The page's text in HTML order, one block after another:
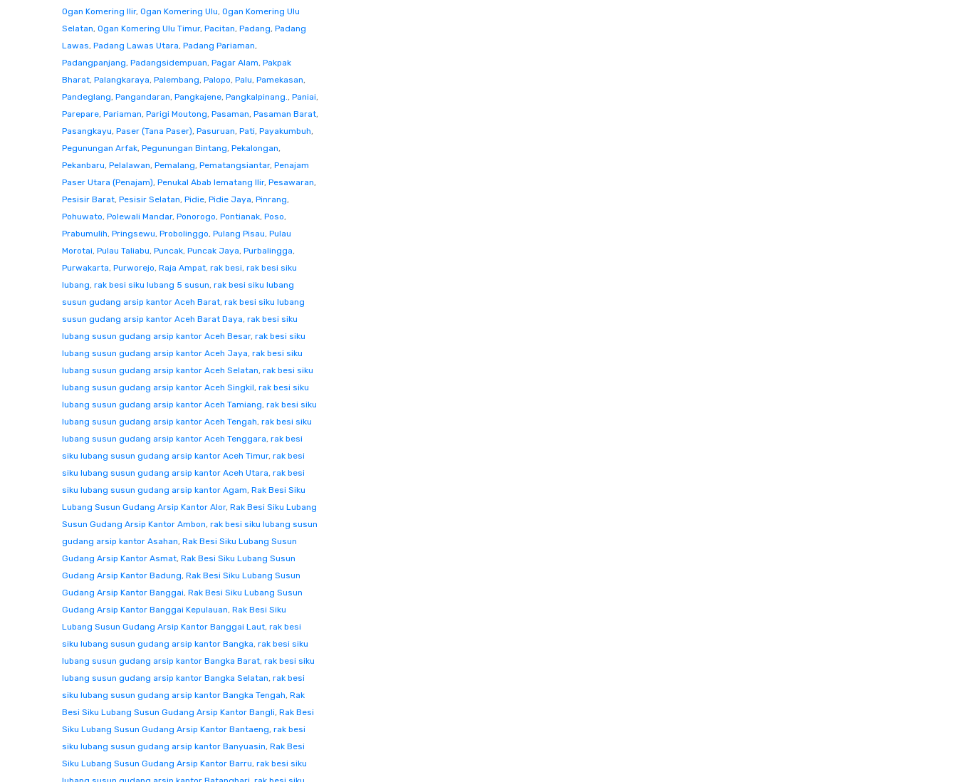
Ogan Komering Ilir, Ogan Komering Ulu, Ogan Komering Ulu
Selatan, Ogan Komering Ulu Timur, Pacitan, Padang, Padang
Lawas, Padang Lawas Utara, Padang Pariaman,
Padangpanjang, Padangsidempuan, Pagar Alam, Pakpak
Bharat, Palangkaraya, Palembang, Palopo, Palu, Pamekasan,
Pandeglang, Pangandaran, Pangkajene, Pangkalpinang., Paniai,
Parepare, Pariaman, Parigi Moutong, Pasaman, Pasaman Barat,
Pasangkayu, Paser (Tana Paser), Pasuruan, Pati, Payakumbuh,
Pegunungan Arfak, Pegunungan Bintang, Pekalongan,
Pekanbaru, Pelalawan, Pemalang, Pematangsiantar, Penajam
Paser Utara (Penajam), Penukal Abab lematang Ilir, Pesawaran,
Pesisir Barat, Pesisir Selatan, Pidie, Pidie Jaya, Pinrang,
Pohuwato, Polewali Mandar, Ponorogo, Pontianak, Poso,
Prabumulih, Pringsewu, Probolinggo, Pulang Pisau, Pulau
Morotai, Pulau Taliabu, Puncak, Puncak Jaya, Purbalingga,
Purwakarta, Purworejo, Raja Ampat, rak besi, rak besi siku
lubang, rak besi siku lubang 5 susun, rak besi siku lubang
susun gudang arsip kantor Aceh Barat, rak besi siku lubang
susun gudang arsip kantor Aceh Barat Daya, rak besi siku
lubang susun gudang arsip kantor Aceh Besar, rak besi siku
lubang susun gudang arsip kantor Aceh Jaya, rak besi siku
lubang susun gudang arsip kantor Aceh Selatan, rak besi siku
lubang susun gudang arsip kantor Aceh Singkil, rak besi siku
lubang susun gudang arsip kantor Aceh Tamiang, rak besi siku
lubang susun gudang arsip kantor Aceh Tengah, rak besi siku
lubang susun gudang arsip kantor Aceh Tenggara, rak besi
siku lubang susun gudang arsip kantor Aceh Timur, rak besi
siku lubang susun gudang arsip kantor Aceh Utara, rak besi
siku lubang susun gudang arsip kantor Agam, Rak Besi Siku
Lubang Susun Gudang Arsip Kantor Alor, Rak Besi Siku Lubang
Susun Gudang Arsip Kantor Ambon, rak besi siku lubang susun
gudang arsip kantor Asahan, Rak Besi Siku Lubang Susun
Gudang Arsip Kantor Asmat, Rak Besi Siku Lubang Susun
Gudang Arsip Kantor Badung, Rak Besi Siku Lubang Susun
Gudang Arsip Kantor Banggai, Rak Besi Siku Lubang Susun
Gudang Arsip Kantor Banggai Kepulauan, Rak Besi Siku
Lubang Susun Gudang Arsip Kantor Banggai Laut, rak besi
siku lubang susun gudang arsip kantor Bangka, rak besi siku
lubang susun gudang arsip kantor Bangka Barat, rak besi siku
lubang susun gudang arsip kantor Bangka Selatan, rak besi
siku lubang susun gudang arsip kantor Bangka Tengah, Rak
Besi Siku Lubang Susun Gudang Arsip Kantor Bangli, Rak Besi
Siku Lubang Susun Gudang Arsip Kantor Bantaeng, rak besi
siku lubang susun gudang arsip kantor Banyuasin, Rak Besi
Siku Lubang Susun Gudang Arsip Kantor Barru, rak besi siku